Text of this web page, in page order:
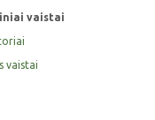
vaistai
vaistai